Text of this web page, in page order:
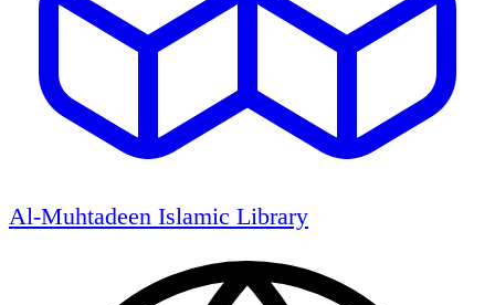
Al-Muhtadeen Islamic Library